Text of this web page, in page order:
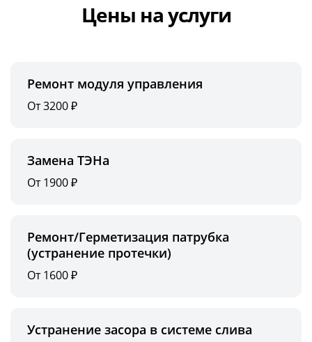
Цены на услуги
Ремонт модуля управления
От 3200 ₽
Замена ТЭНа
От 1900 ₽
Ремонт/Герметизация патрубка
(устранение протечки)
От 1600 ₽
Устранение засора в системе слива